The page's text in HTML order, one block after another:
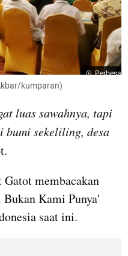
Perbesar
kumparan)
luas sawahnya, tapi
bumi sekeliling, desa
membacakan
Kami Punya'
saat ini.